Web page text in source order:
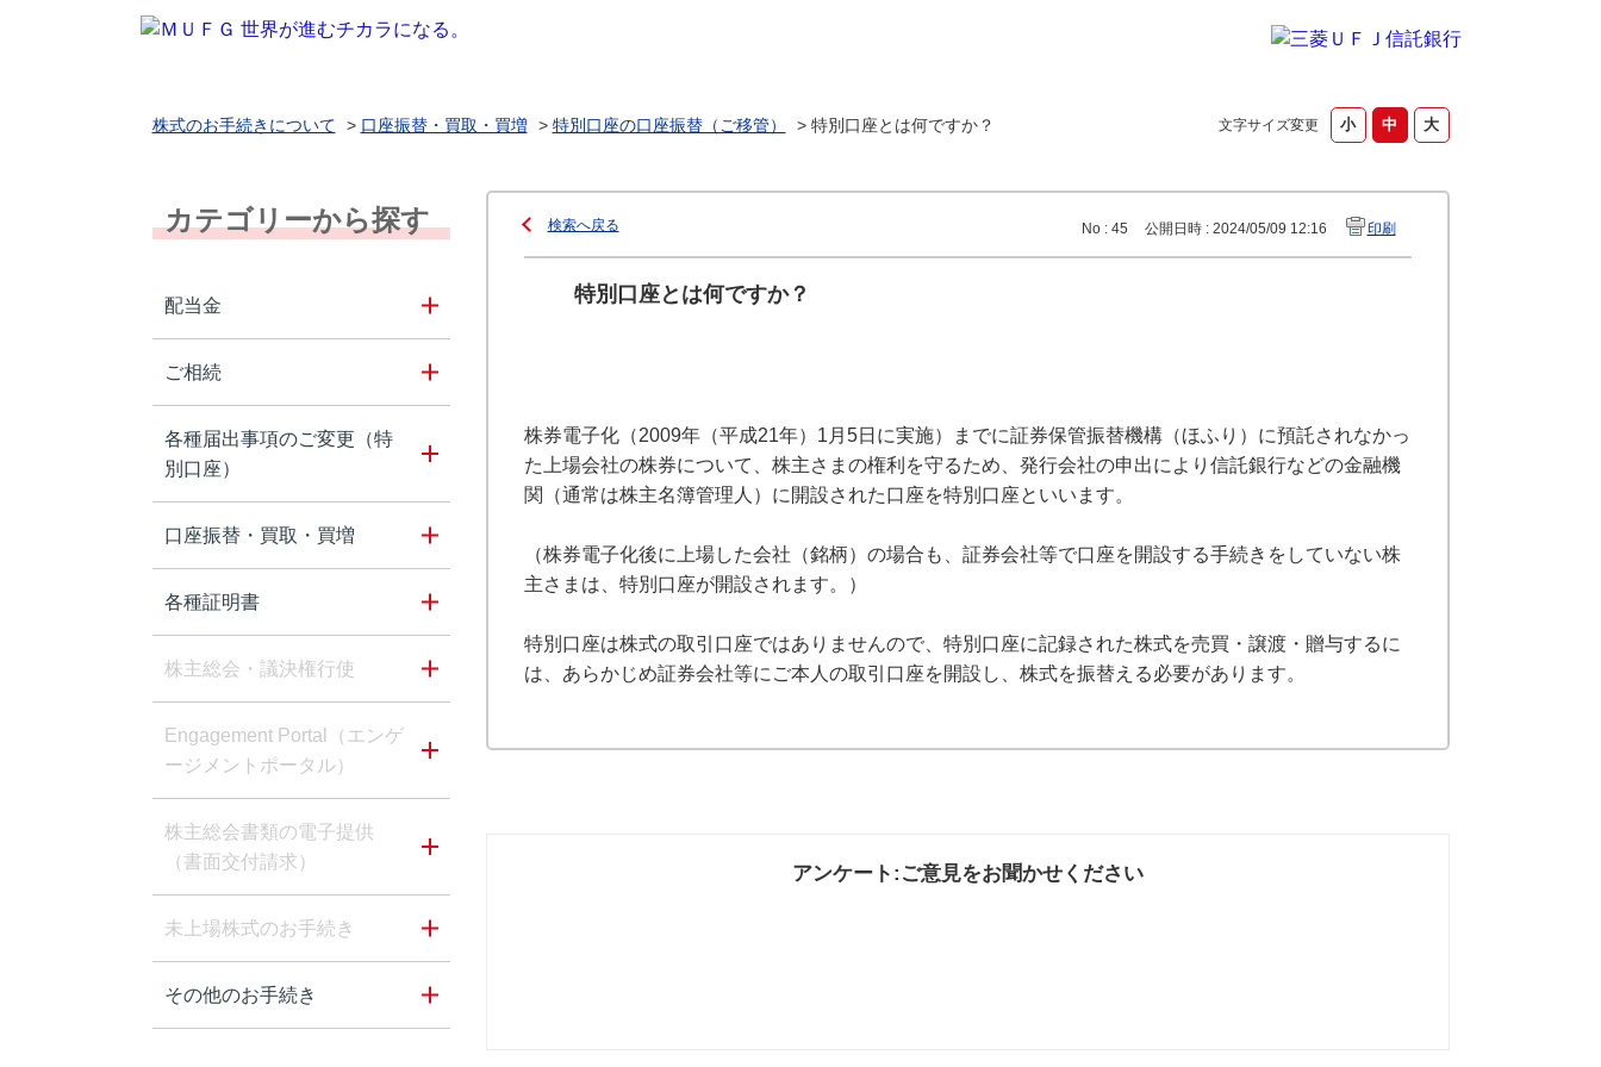
文字サイズ変更
株式のお手続きについて > 口座振替・買取・買増 > 特別口座の口座振替（ご移管） > 特別口座とは何ですか？
カテゴリーから探す
配当金
ご相続
各種届出事項のご変更（特
別口座）
口座振替・買取・買増
各種証明書
株主総会・議決権行使
Engagement Portal（エンゲ
ージメントポータル）
株主総会書類の電子提供
（書面交付請求）
未上場株式のお手続き
その他のお手続き
検索へ戻る No : 45 公開日時 : 2024/05/09 12:16 印刷
特別口座とは何ですか？
株券電子化（2009年（平成21年）1月5日に実施）までに証券保管振替機構（ほふり）に預託されなかっ
た上場会社の株券について、株主さまの権利を守るため、発行会社の申出により信託銀行などの金融機
関（通常は株主名簿管理人）に開設された口座を特別口座といいます。
（株券電子化後に上場した会社（銘柄）の場合も、証券会社等で口座を開設する手続きをしていない株
主さまは、特別口座が開設されます。）
特別口座は株式の取引口座ではありませんので、特別口座に記録された株式を売買・譲渡・贈与するに
は、あらかじめ証券会社等にご本人の取引口座を開設し、株式を振替える必要があります。
アンケート:ご意見をお聞かせください